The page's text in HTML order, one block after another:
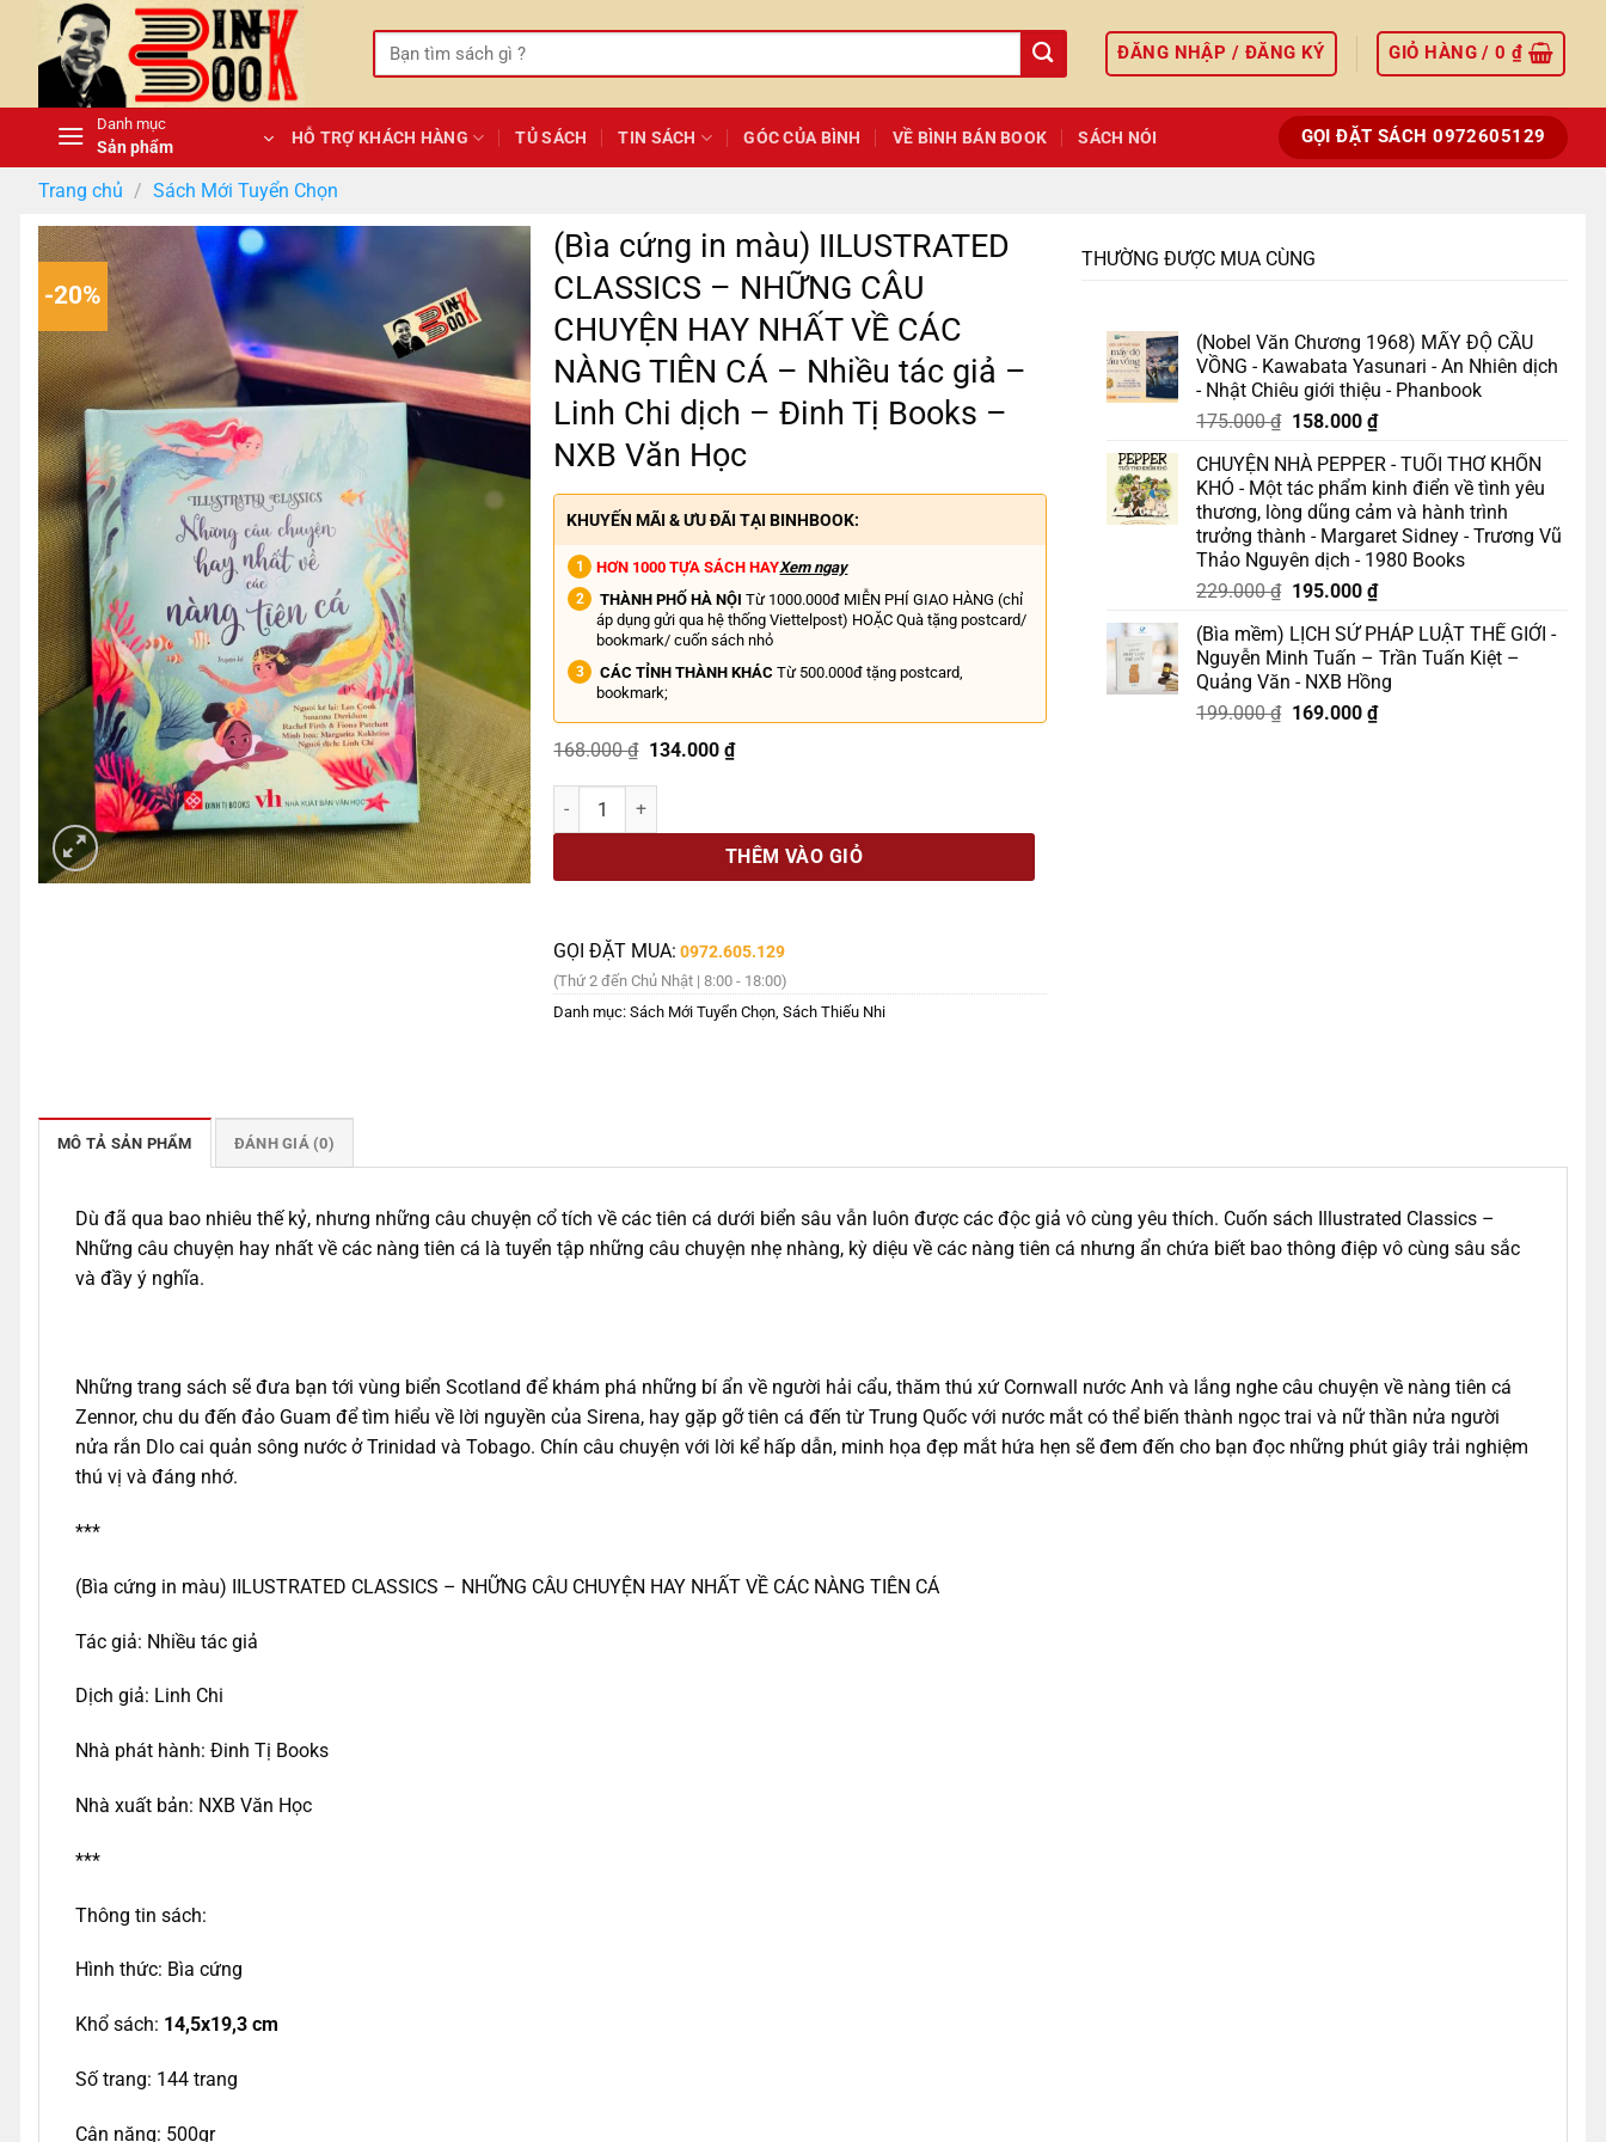
dung
Tìm
kiếm:
ĐĂNG NHẬP / ĐĂNG KÝ GIỎ HÀNG /0₫
Danh mục
Sản phẩm HỖ TRỢ KHÁCH HÀNG TỦ SÁCH TIN SÁCH GÓC CỦA BÌNH VỀ BÌNH BÁN BOOK SÁCH NÓI GỌI ĐẶT SÁCH 0972605129
Trang chủ / Sách Mới Tuyển Chọn
-20%
(Bìa cứng in màu) IILUSTRATED
CLASSICS – NHỮNG CÂU
CHUYỆN HAY NHẤT VỀ CÁC
NÀNG TIÊN CÁ – Nhiều tác giả –
Linh Chi dịch – Đinh Tị Books –
NXB Văn Học
KHUYẾN MÃI & ƯU ĐÃI TẠI BINHBOOK:
HƠN 1000 TỰA SÁCH HAYXem ngay
THÀNH PHỐ HÀ NỘI Từ 1000.000đ MIỄN PHÍ GIAO HÀNG (chỉ
áp dụng gửi qua hệ thống Viettelpost) HOẶC Quà tặng postcard/
bookmark/ cuốn sách nhỏ
CÁC TỈNH THÀNH KHÁC Từ 500.000đ tặng postcard,
bookmark;
168.000₫ Giá
là:
134.000₫Giá
(Bìa cứng in màu) IILUSTRATED CLASSICS – NHỮNG CÂU CHUYỆN HAY NHẤT VỀ CÁC NÀNG TIÊN CÁ – Nhiều tác giả – Linh Chi dịch –
THÊM VÀO GIỎ
GỌI ĐẶT MUA: 0972.605.129
(Thứ 2 đến Chủ Nhật | 8:00 - 18:00)
Danh mục:Sách Mới Tuyển Chọn,Sách Thiếu Nhi
THƯỜNG ĐƯỢC MUA CÙNG
(Nobel Văn Chương 1968) MẤY ĐỘ CẦU
VỒNG - Kawabata Yasunari - An Nhiên dịch
- Nhật Chiêu giới thiệu - Phanbook
175.000₫ Giá
là:
175.000 ₫.
158.000 ₫Giá
tại
là:
158.000 ₫.
CHUYỆN NHÀ PEPPER - TUỔI THƠ KHỐN
KHÓ - Một tác phẩm kinh điển về tình yêu
thương, lòng dũng cảm và hành trình
trưởng thành - Margaret Sidney - Trương Vũ
Thảo Nguyên dịch - 1980 Books
229.000₫ Giá
là:
229.000 ₫.
195.000 ₫Giá
tại
là:
195.000 ₫.
(Bìa mềm) LỊCH SỬ PHÁP LUẬT THẾ GIỚI -
Nguyễn Minh Tuấn – Trần Tuấn Kiệt –
Quảng Văn - NXB Hồng
199.000₫ Giá
169.000 ₫Giá
MÔ TẢ SẢN PHẨM ĐÁNH GIÁ (0)
Dù đã qua bao nhiêu thế kỷ, nhưng những câu chuyện cổ tích về các tiên cá dưới biển sâu vẫn luôn được các độc giả vô cùng yêu thích. Cuốn sách Illustrated Classics –
Những câu chuyện hay nhất về các nàng tiên cá là tuyển tập những câu chuyện nhẹ nhàng, kỳ diệu về các nàng tiên cá nhưng ẩn chứa biết bao thông điệp vô cùng sâu sắc
và đầy ý nghĩa.
Những trang sách sẽ đưa bạn tới vùng biển Scotland để khám phá những bí ẩn về người hải cẩu, thăm thú xứ Cornwall nước Anh và lắng nghe câu chuyện về nàng tiên cá
Zennor, chu du đến đảo Guam để tìm hiểu về lời nguyền của Sirena, hay gặp gỡ tiên cá đến từ Trung Quốc với nước mắt có thể biến thành ngọc trai và nữ thần nửa người
nửa rắn Dlo cai quản sông nước ở Trinidad và Tobago. Chín câu chuyện với lời kể hấp dẫn, minh họa đẹp mắt hứa hẹn sẽ đem đến cho bạn đọc những phút giây trải nghiệm
thú vị và đáng nhớ.
***
(Bìa cứng in màu) IILUSTRATED CLASSICS – NHỮNG CÂU CHUYỆN HAY NHẤT VỀ CÁC NÀNG TIÊN CÁ
Tác giả: Nhiều tác giả
Dịch giả: Linh Chi
Nhà phát hành: Đinh Tị Books
Nhà xuất bản: NXB Văn Học
***
Thông tin sách:
Hình thức: Bìa cứng
Khổ sách: 14,5x19,3 cm
Số trang: 144 trang
Cân nặng: 500gr